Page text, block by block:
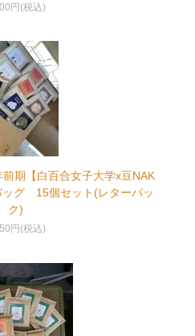
円(税込)
前期【白百合女子大学x豆NAK
ッグ 15個セット(レターパッ
ク)
円(税込)